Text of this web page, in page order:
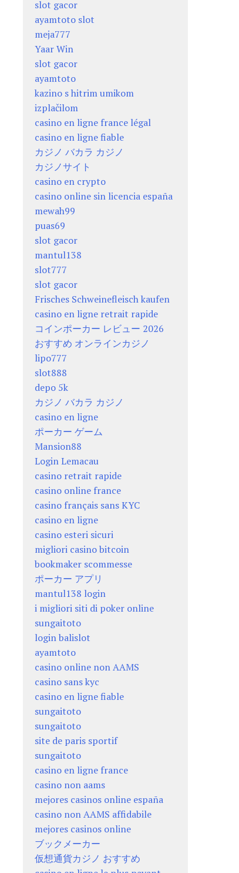
slot gacor
ayamtoto slot
meja777
Yaar Win
slot gacor
ayamtoto
kazino s hitrim umikom
izplačilom
casino en ligne france légal
casino en ligne fiable
カジノ バカラ カジノ
カジノサイト
casino en crypto
casino online sin licencia españa
mewah99
puas69
slot gacor
mantul138
slot777
slot gacor
Frisches Schweinefleisch kaufen
casino en ligne retrait rapide
コインポーカー レビュー 2026
おすすめ オンラインカジノ
lipo777
slot888
depo 5k
カジノ バカラ カジノ
casino en ligne
ポーカー ゲーム
Mansion88
Login Lemacau
casino retrait rapide
casino online france
casino français sans KYC
casino en ligne
casino esteri sicuri
migliori casino bitcoin
bookmaker scommesse
ポーカー アプリ
mantul138 login
i migliori siti di poker online
sungaitoto
login balislot
ayamtoto
casino online non AAMS
casino sans kyc
casino en ligne fiable
sungaitoto
sungaitoto
site de paris sportif
sungaitoto
casino en ligne france
casino non aams
mejores casinos online españa
casino non AAMS affidabile
mejores casinos online
ブックメーカー
仮想通貨カジノ おすすめ